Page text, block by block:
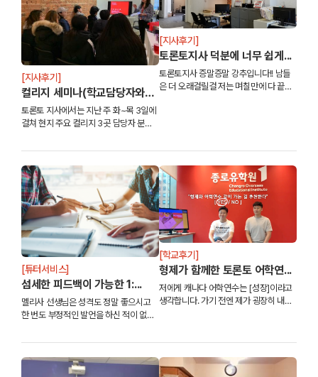
[지사후기]
컬리지 세미나(학교담당자와
의...
토론토 지사에서는 지난 주 화~목 3일에
걸쳐 현지 주요 컬리지 3곳 담당자 분들
습니다~ 입학 절차에 관련하여 자세한
하였고, 오픈되어...
[지사후기]
토론토지사 덕분에 너무 쉽게...
토론토지사 증말증말 강추입니다!! 남들
은 더 오래걸릴걸 저는 며칠만에 다 끝낼
[튜터서비스]
섬세한 피드백이 가능한 1:...
멜리사 선생님은 성격도 정말 좋으시고
한 번도 부정적인 발언을 하신 적이 없는
무엇인지 정확히 캐치해주세요. 그리고
가장 만족스러운 부분...
[학교후기]
형제가 함께한 토론토 어학연...
저에게 캐나다 어학연수는 [성장]이라고
생각합니다. 가기 전엔 제가 굉장히 내성